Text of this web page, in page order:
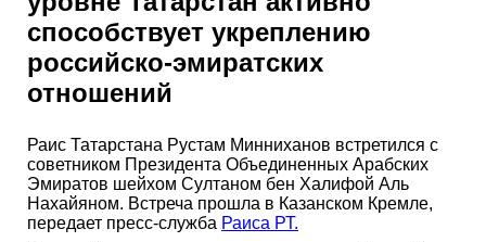
способствует укреплению
российско-эмиратских
отношений
Раис Татарстана Рустам Минниханов встретился с
советником Президента Объединенных Арабских
Эмиратов шейхом Султаном бен Халифой Аль
Нахайяном. Встреча прошла в Казанском Кремле,
передает пресс-служба Раиса РТ.